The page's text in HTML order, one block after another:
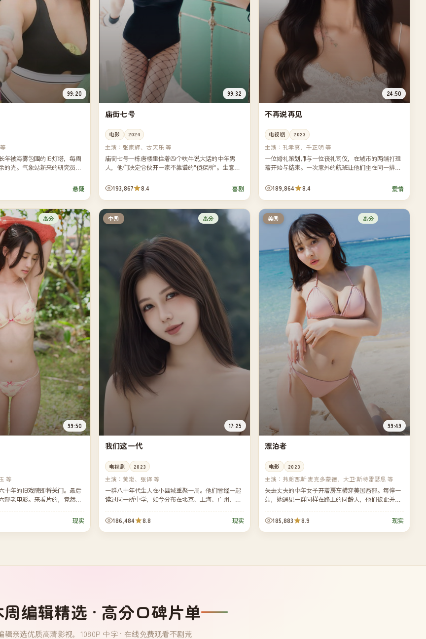
99:20
年被海雾包围的旧灯塔，每周
的光。气象站新来的研究员决
悬疑
99:32
庙街七号
电影 2024
主演： 张家辉、古天乐 等
庙街七号一栋唐楼里住着四个吹牛说大话的中年男
人，他们决定合伙开一家不靠谱的"侦探所"。生意没
193,867 8.4 喜剧
24:50
不再说再见
电视剧 2023
主演：孔孝真、千正明 等
一位婚礼策划师与一位丧礼司仪，在城市的两端打理
着开始与结束。一次意外的航班让他们坐在同一排座
告别。189,864 8.4 爱情
高分
99:50
等
十年的旧戏院即将关门。最后
部老电影。来看片的，竟然是
现实
中国 高分
17:25
我们这一代
电视剧 2023
主演：黄渤、张译 等
一群八十年代生人在小县城重聚一周。他们曾经一起
读过同一所中学，如今分布在北京、上海、广州、汕
186,484 8.8 现实
美国 高分
99:49
漂泊者
电影 2023
主演： 弗朗西斯·麦克多蒙德、大卫·斯特雷瑟恩 等
失去丈夫的中年女子开着房车横穿美国西部。每停一
站，她遇见一群同样在路上的同龄人，他们彼此并不
185,883 8.9 现实
编辑精选 · 高分口碑片单
辑亲选优质高清影视，1080P 中字 · 在线免费观看不剧荒